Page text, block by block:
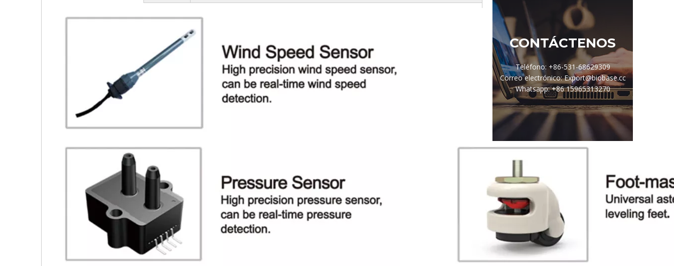
CONTÁCTENOS
Teléfono: +86-531-68629309
Correo electrónico: Export@biobase.cc
Whatsapp: +86 15965313270